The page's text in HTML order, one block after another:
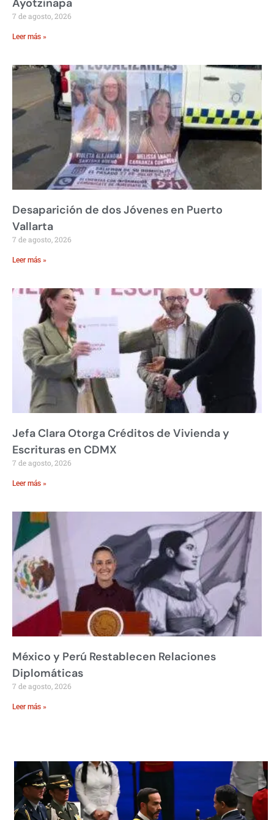
7 de agosto, 2026
Leer más »
Desaparición de dos Jóvenes en Puerto
Vallarta
7 de agosto, 2026
Leer más »
Jefa Clara Otorga Créditos de Vivienda y
Escrituras en CDMX
7 de agosto, 2026
Leer más »
México y Perú Restablecen Relaciones
Diplomáticas
7 de agosto, 2026
Leer más »